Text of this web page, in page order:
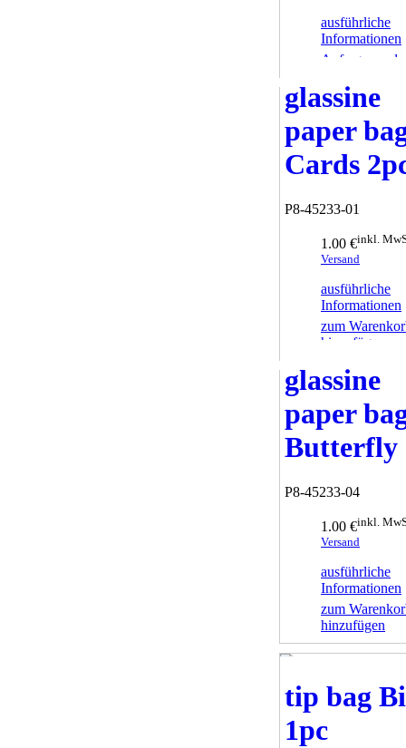
ausführliche
Informationen
Anfrage
glassine
paper
Cards
P8-45233-01
1.00 €inkl.
Versand
ausführliche
Informationen
zum
hinzufügen
glassine
paper
Butterfly
P8-45233-04
1.00 €inkl.
Versand
ausführliche
Informationen
zum
hinzufügen
tip bag
1pc